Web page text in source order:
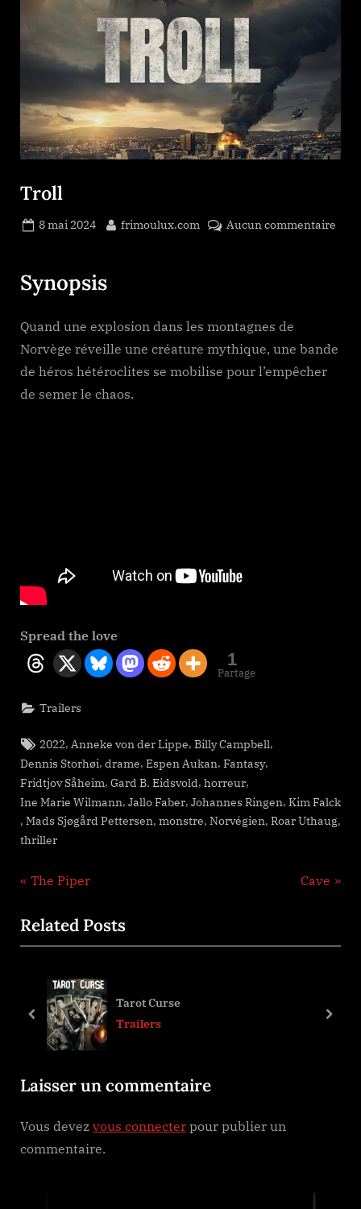
Troll
Posted
8 mai 2024 By
frimoulux.com Aucun commentairesur
Synopsis
Quand une explosion dans les montagnes de
Norvège réveille une créature mythique, une bande
de héros hétéroclites se mobilise pour l’empêcher
de semer le chaos.
Spread the love
1
Partage
Trailers
Tags:
2022, Anneke von der Lippe,Billy Campbell,
Dennis Storhøi, drame, Espen Aukan, Fantasy,
Fridtjov Såheim, Gard B. Eidsvold, horreur,
Ine Marie Wilmann, Jallo Faber, Johannes Ringen, Kim Falck
, Mads Sjøgård Pettersen, monstre, Norvégien, Roar Uthaug,
thriller
Navigation
de
l’article
P
e
v
u
o
t
:
The Piper
N
t
Cave
Related Posts
Tarot Curse
Trailers
prev next
Laisser un commentaire
Vous devez vous connecter pour publier un
commentaire.